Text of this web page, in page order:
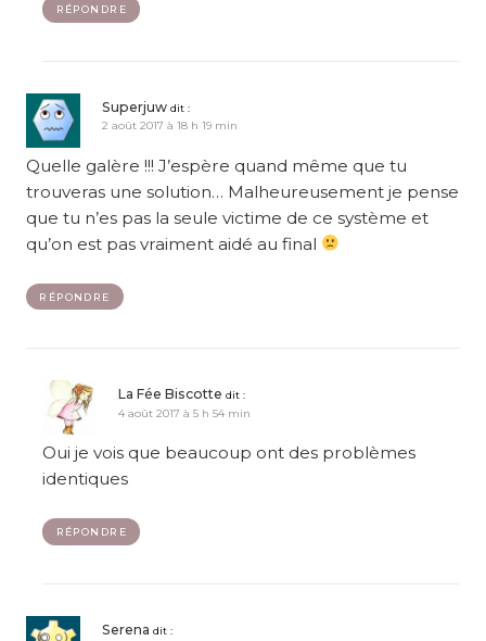
RÉPONDRE
Superjuw dit :
2 août 2017 à 18 h 19 min
Quelle galère !!! J’espère quand même que tu
trouveras une solution… Malheureusement je pense
que tu n’es pas la seule victime de ce système et
qu’on est pas vraiment aidé au final
RÉPONDRE
La Fée Biscotte dit :
4 août 2017 à 5 h 54 min
Oui je vois que beaucoup ont des problèmes
identiques
RÉPONDRE
Serena dit :